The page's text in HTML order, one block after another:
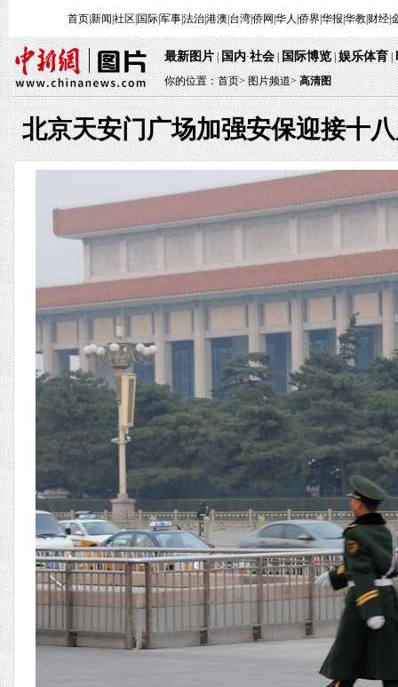
首页|新闻 社区 国际|军事|法治|港澳 台湾|侨网 华人 侨界|华报 华教| 财经|
最新图片|国内·社会|国际博览|娱乐体育|
你的位置：首页>图片频道> 高清图
北京天安门广场加强安保迎接十